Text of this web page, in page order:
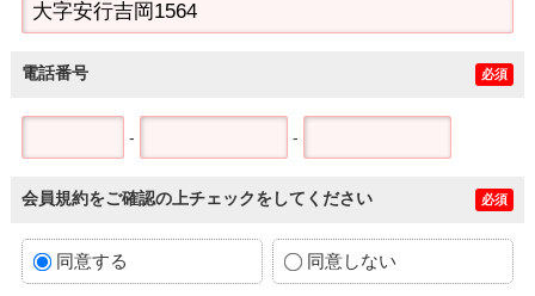
電話番号 必須
- -
会員規約をご確認の上チェックをしてください 必須
同意する 同意しない